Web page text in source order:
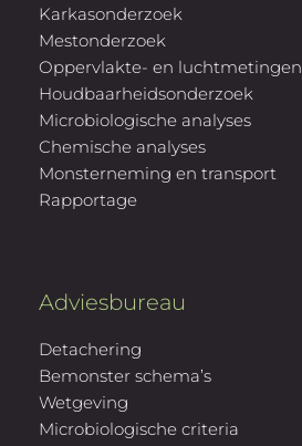
Karkasonderzoek
Mestonderzoek
Oppervlakte- en luchtmetingen
Houdbaarheidsonderzoek
Microbiologische analyses
Chemische analyses
Monsterneming en transport
Rapportage
Adviesbureau
Detachering
Bemonster schema’s
Wetgeving
Microbiologische criteria